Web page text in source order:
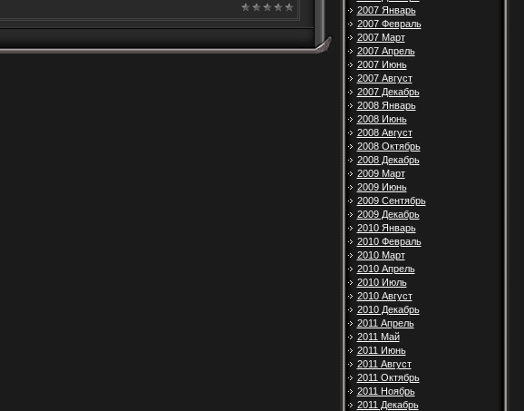
2007 Январь
2007 Февраль
2007 Март
2007 Апрель
2007 Июнь
2007 Август
2007 Декабрь
2008 Январь
2008 Июнь
2008 Август
2008 Октябрь
2008 Декабрь
2009 Март
2009 Июнь
2009 Сентябрь
2009 Декабрь
2010 Январь
2010 Февраль
2010 Март
2010 Апрель
2010 Июль
2010 Август
2010 Декабрь
2011 Апрель
2011 Май
2011 Июнь
2011 Август
2011 Октябрь
2011 Ноябрь
2011 Декабрь